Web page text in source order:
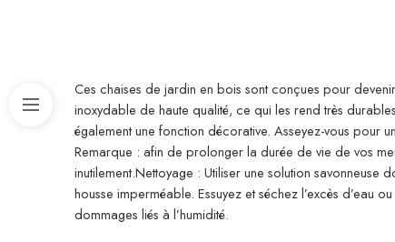
Ces chaises de jardin en bois sont conçues pour
inoxydable de haute qualité, ce qui les rend très
également une fonction décorative. Asseyez-vous pour
Remarque : afin de prolonger la durée de vie de vos
inutilement.Nettoyage : Utiliser une solution savonneuse
housse imperméable. Essuyez et séchez l’excès d’eau
dommages liés à l’humidité.